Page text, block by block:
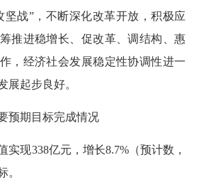
坚战”，不断深化改革开放，积极应
推进稳增长、促改革、调结构、惠
，经济社会发展稳定性协调性进一
展起步良好。
期目标完成情况
338亿元，增长8.7%（预计数，
。